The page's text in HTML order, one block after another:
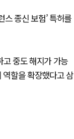
종신 보험’ 특허를
중도 해지가 가능
역할을 확장했다고 삼